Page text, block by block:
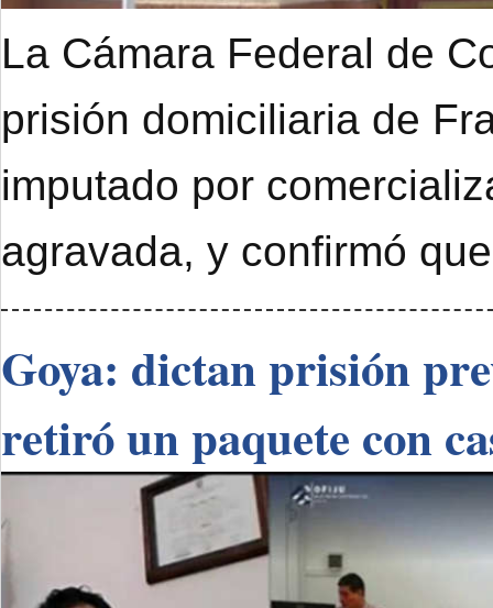
La Cámara Federal de
prisión domiciliaria de
imputado por
agravada, y confirmó
Goya: dictan prisión
retiró un paquete con